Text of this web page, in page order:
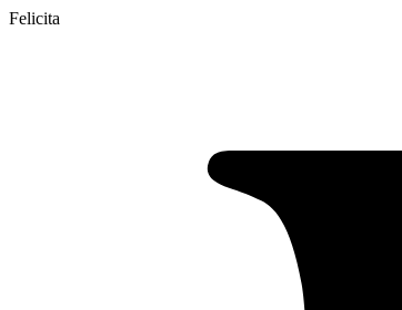
Felicita